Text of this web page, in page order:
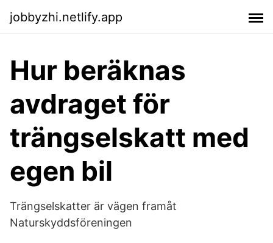
jobbyzhi.netlify.app
Hur beräknas
avdraget för
trängselskatt med
egen bil
Trängselskatter är vägen framåt
Naturskyddsföreningen